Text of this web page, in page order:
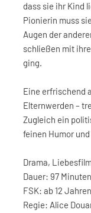
dass sie ihr Kind
Pionierin muss
Augen der
schließen mit
ging.
Eine erfrischend
Elternwerden –
Zugleich ein
feinen Humor
Drama,
Dauer: 97 Minuten
FSK: ab 12 Jahren
Regie: Alice